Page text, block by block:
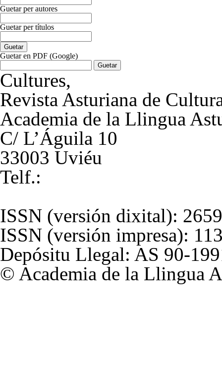
Guetar per autores
Guetar per títulos
Guetar en PDF (Google)
Cultures,
Revista Asturiana de
Academia de la Llingua
C/ L’Águila 10
33003 Uviéu
Telf.:
ISSN (versión dixital):
ISSN (versión impresa):
Depósitu Llegal: AS 90-
© Academia de la Llingua